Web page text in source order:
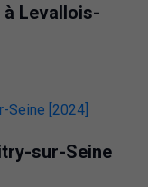
Levallois-
sur-Seine